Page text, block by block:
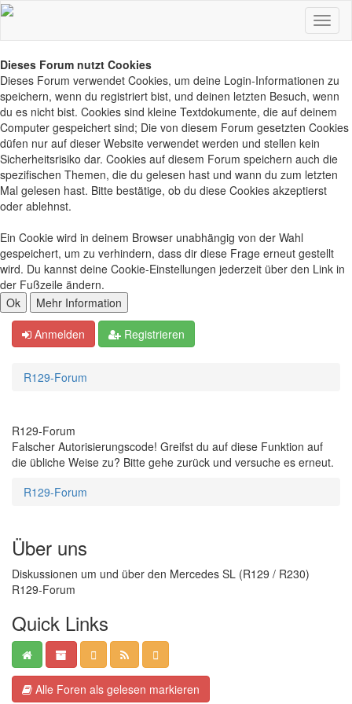
Dieses Forum nutzt Cookies
Dieses Forum verwendet Cookies, um deine Login-Informationen zu
speichern, wenn du registriert bist, und deinen letzten Besuch, wenn
du es nicht bist. Cookies sind kleine Textdokumente, die auf deinem
Computer gespeichert sind; Die von diesem Forum gesetzten Cookies
düfen nur auf dieser Website verwendet werden und stellen kein
Sicherheitsrisiko dar. Cookies auf diesem Forum speichern auch die
spezifischen Themen, die du gelesen hast und wann du zum letzten
Mal gelesen hast. Bitte bestätige, ob du diese Cookies akzeptierst
oder ablehnst.
Ein Cookie wird in deinem Browser unabhängig von der Wahl
gespeichert, um zu verhindern, dass dir diese Frage erneut gestellt
wird. Du kannst deine Cookie-Einstellungen jederzeit über den Link in
der Fußzeile ändern.
Anmelden Registrieren
R129-Forum
R129-Forum
Falscher Autorisierungscode! Greifst du auf diese Funktion auf
die übliche Weise zu? Bitte gehe zurück und versuche es erneut.
R129-Forum
Über uns
Diskussionen um und über den Mercedes SL (R129 / R230)
R129-Forum
Quick Links
Alle Foren als gelesen markieren